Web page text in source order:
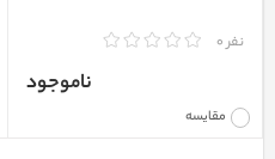
نفر 0
مقایسه
ناموجود